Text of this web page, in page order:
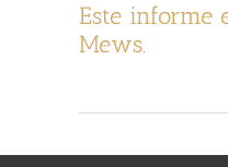
Este informe
Mews.